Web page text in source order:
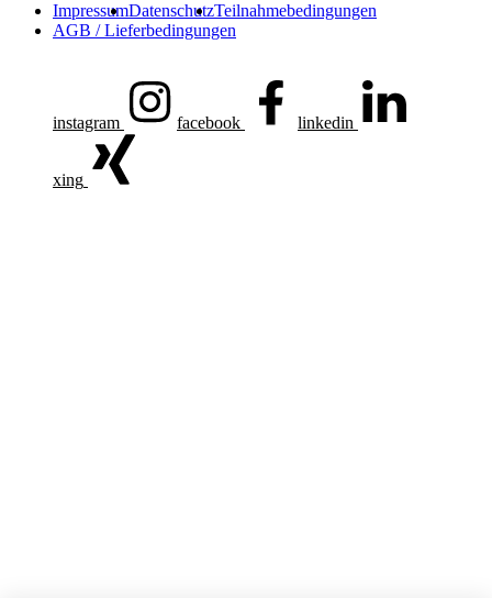
ImpressumDatenschutzTeilnahmebedingungen
AGB / Lieferbedingungen
instagram facebook linkedin
xing